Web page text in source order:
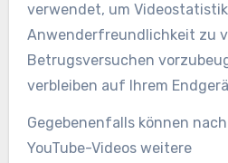
verwendet, um
Anwenderfreundlichkeit zu
Betrugsversuchen
verbleiben auf Ihrem
Gegebenenfalls können
YouTube-Videos weitere